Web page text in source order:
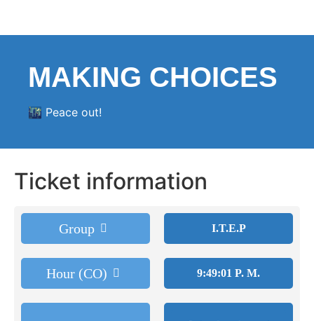
MAKING CHOICES
🌃 Peace out!
Ticket information
Group
Hour (CO)
I.T.E.P
9:49:01 P. M.